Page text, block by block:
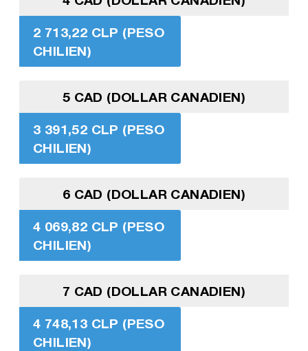
2 713,22 CLP (PESO
CHILIEN)
5 CAD (DOLLAR CANADIEN)
3 391,52 CLP (PESO
CHILIEN)
6 CAD (DOLLAR CANADIEN)
4 069,82 CLP (PESO
CHILIEN)
7 CAD (DOLLAR CANADIEN)
4 748,13 CLP (PESO
CHILIEN)